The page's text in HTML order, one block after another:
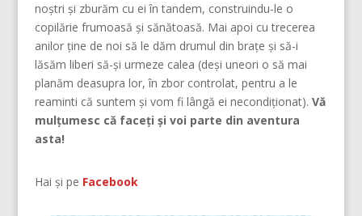
noştri şi zburăm cu ei în tandem, construindu-le o
copilărie frumoasă şi sănătoasă. Mai apoi cu trecerea
anilor ține de noi să le dăm drumul din braţe și să-i
lăsăm liberi să-și urmeze calea (deşi uneori o să mai
planăm deasupra lor, în zbor controlat, pentru a le
reaminti că suntem şi vom fi lângă ei necondiţionat). Vă
mulțumesc că faceți și voi parte din aventura
asta!
Hai și pe Facebook